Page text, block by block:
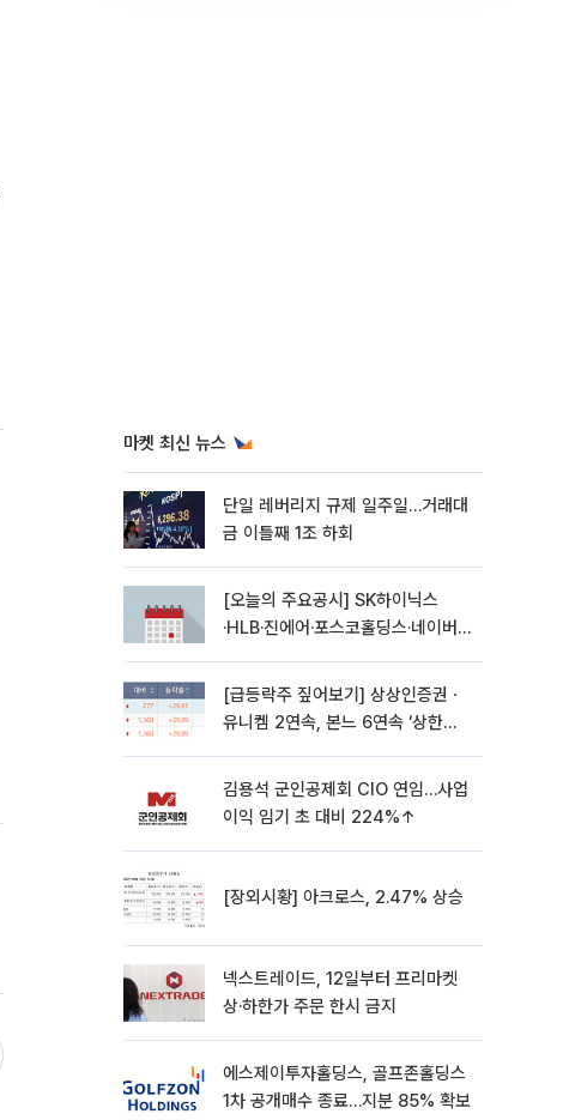
마켓 최신 뉴스
단일 레버리지 규제 일주일…거래대
금 이틀째 1조 하회
[오늘의 주요공시] SK하이닉스
·HLB·진에어·포스코홀딩스·네이버·
[급등락주 짚어보기] 상상인증권ㆍ
유니켐 2연속, 본느 6연속 ‘상한
김용석 군인공제회 CIO 연임…사업
이익 임기 초 대비 224%↑
[장외시황] 아크로스, 2.47% 상승
넥스트레이드, 12일부터 프리마켓
상·하한가 주문 한시 금지
에스제이투자홀딩스, 골프존홀딩스
1차 공개매수 종료…지분 85% 확보